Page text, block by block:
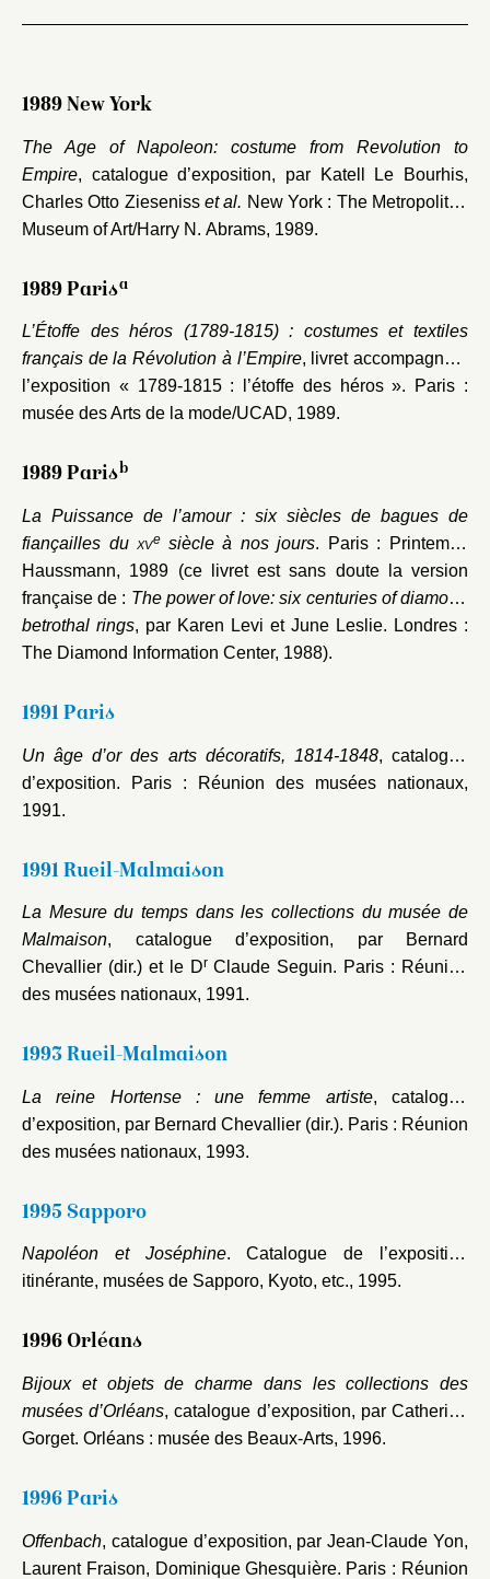
1989 New York
The Age of Napoleon: costume from Revolution to
Empire, catalogue d’exposition, par Katell Le Bourhis,
Charles Otto Zieseniss et al. New York : The Metropolitan
Museum of Art/Harry N. Abrams, 1989.
1989 Parisa
L’Étoffe des héros (1789-1815) : costumes et textiles
français de la Révolution à l’Empire, livret accompagnant
l’exposition « 1789-1815 : l’étoffe des héros ». Paris :
musée des Arts de la mode/UCAD, 1989.
1989 Parisb
La Puissance de l’amour : six siècles de bagues de
fiançailles du xvesiècle à nos jours. Paris : Printemps
Haussmann, 1989 (ce livret est sans doute la version
française de : The power of love: six centuries of diamond
betrothal rings, par Karen Levi et June Leslie. Londres :
The Diamond Information Center, 1988).
1991 Paris
Un âge d’or des arts décoratifs, 1814-1848, catalogue
d’exposition. Paris : Réunion des musées nationaux,
1991.
1991 Rueil-Malmaison
La Mesure du temps dans les collections du musée de
Malmaison, catalogue d’exposition, par Bernard
Chevallier (dir.) et le DrClaude Seguin. Paris : Réunion
des musées nationaux, 1991.
1993 Rueil-Malmaison
La reine Hortense : une femme artiste, catalogue
d’exposition, par Bernard Chevallier (dir.). Paris : Réunion
des musées nationaux, 1993.
1995 Sapporo
Napoléon et Joséphine. Catalogue de l’exposition
itinérante, musées de Sapporo, Kyoto, etc., 1995.
1996 Orléans
Bijoux et objets de charme dans les collections des
musées d’Orléans, catalogue d’exposition, par Catherine
Gorget. Orléans : musée des Beaux-Arts, 1996.
1996 Paris
Offenbach, catalogue d’exposition, par Jean-Claude Yon,
Laurent Fraison, Dominique Ghesquière. Paris : Réunion